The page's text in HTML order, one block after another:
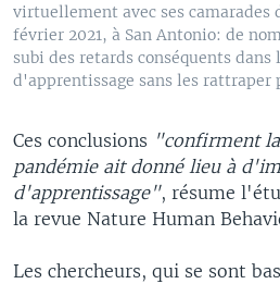
virtuellement avec ses camarades
février 2021, à San Antonio: de
subi des retards conséquents dans
d'apprentissage sans les rattraper
Ces conclusions "confirment
pandémie ait donné lieu à
d'apprentissage", résume
la revue Nature Human
Les chercheurs, qui se sont